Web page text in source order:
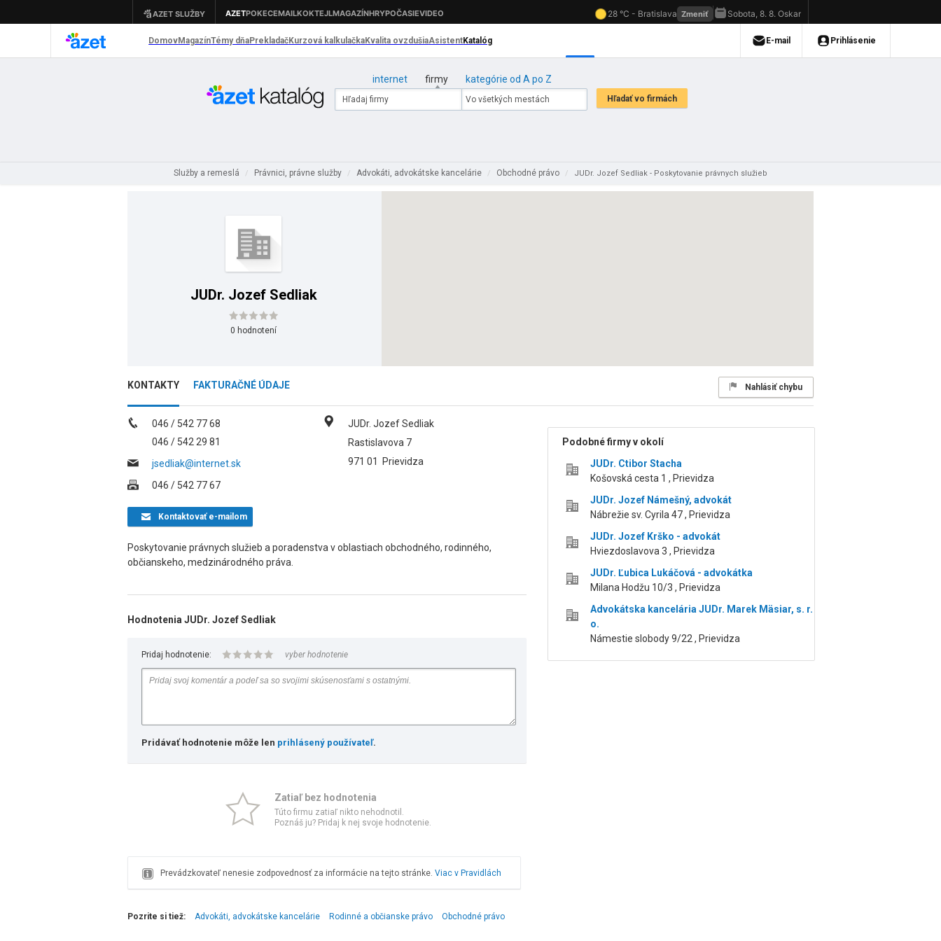
internet firmy kategórie od A po Z
Služby a remeslá / Právnici, právne služby / Advokáti, advokátske kancelárie / Obchodné právo / JUDr. Jozef Sedliak - Poskytovanie právnych služieb
JUDr. Jozef Sedliak
0 hodnotení
KONTAKTY FAKTURAČNÉ ÚDAJE Nahlásiť chybu
046 / 542 77 68
046 / 542 29 81
jsedliak@internet.sk
046 / 542 77 67
JUDr. Jozef Sedliak
Rastislavova 7
971 01
Prievidza
Kontaktovaťe-mailom
Poskytovanie právnych služieb a poradenstva v oblastiach obchodného, rodinného,
občianskeho, medzinárodného práva.
Hodnotenia JUDr. Jozef Sedliak
Pridaj hodnotenie: vyber hodnotenie
Pridávať hodnotenie môže len prihlásený používateľ.
Zatiaľ bez hodnotenia
Túto firmu zatiaľ nikto nehodnotil.
Poznáš ju? Pridaj k nej svoje hodnotenie.
Prevádzkovateľ nenesie zodpovednosť za informácie na tejto stránke. Viac v Pravidlách
Podobné firmy v okolí
JUDr. Ctibor Stacha
Košovská cesta 1 , Prievidza
JUDr. Jozef Námešný, advokát
Nábrežie sv. Cyrila 47 , Prievidza
JUDr. Jozef Krško - advokát
Hviezdoslavova 3 , Prievidza
JUDr. Ľubica Lukáčová - advokátka
Milana Hodžu 10/3 , Prievidza
Advokátska kancelária JUDr. Marek Mäsiar, s. r.
o.
Námestie slobody 9/22 , Prievidza
Pozrite si tiež: Advokáti, advokátske kancelárie Rodinné a občianske právo Obchodné právo